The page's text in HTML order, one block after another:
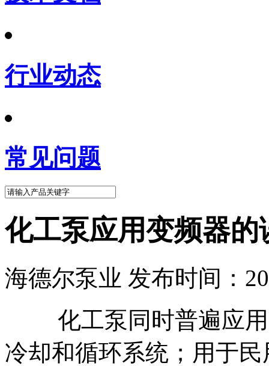
行业动态
常见问题
化工泵应用变频器的
海德尔泵业 发布时间：
化工泵同时普遍应用
冷却和循环系统；用于